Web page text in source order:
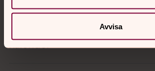
Avvisa
Kontakt
Kalender